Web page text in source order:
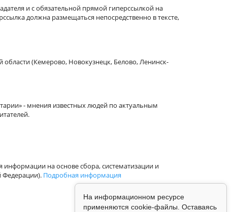
и с обязательной прямой гиперссылкой на
должна размещаться непосредственно в тексте,
области (Кемерово, Новокузнецк, Белово, Ленинск-
- мнения известных людей по актуальным
на основе сбора, систематизации и
Федерации). Подробная информация
На информационном ресурсе
применяются cookie-файлы. Оставаясь